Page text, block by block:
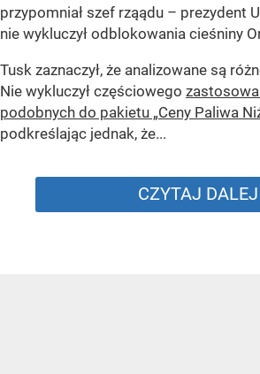
przypomniał szef rząądu – prezydent
nie wykluczył odblokowania cieśniny
Tusk zaznaczył, że analizowane są
Nie wykluczył częściowego
podobnych do pakietu „Ceny Paliwa
podkreślając jednak, że...
CZYTAJ DALEJ